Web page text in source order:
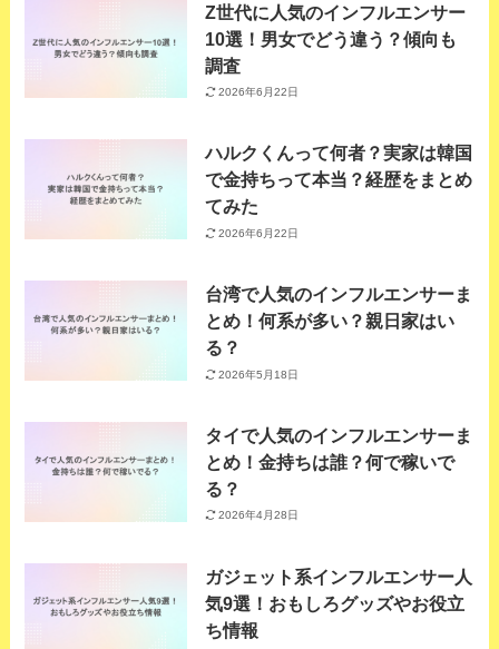
Z世代に人気のインフルエンサー
10選！男女でどう違う？傾向も
調査
2026年6月22日
ハルクくんって何者？実家は韓国
で金持ちって本当？経歴をまとめ
てみた
2026年6月22日
台湾で人気のインフルエンサーま
とめ！何系が多い？親日家はい
る？
2026年5月18日
タイで人気のインフルエンサーま
とめ！金持ちは誰？何で稼いで
る？
2026年4月28日
ガジェット系インフルエンサー人
気9選！おもしろグッズやお役立
ち情報